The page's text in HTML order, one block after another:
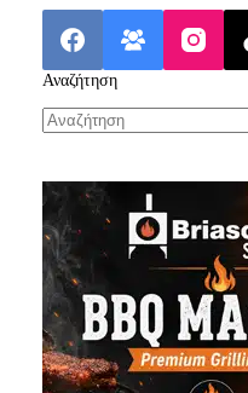
Αναζήτηση